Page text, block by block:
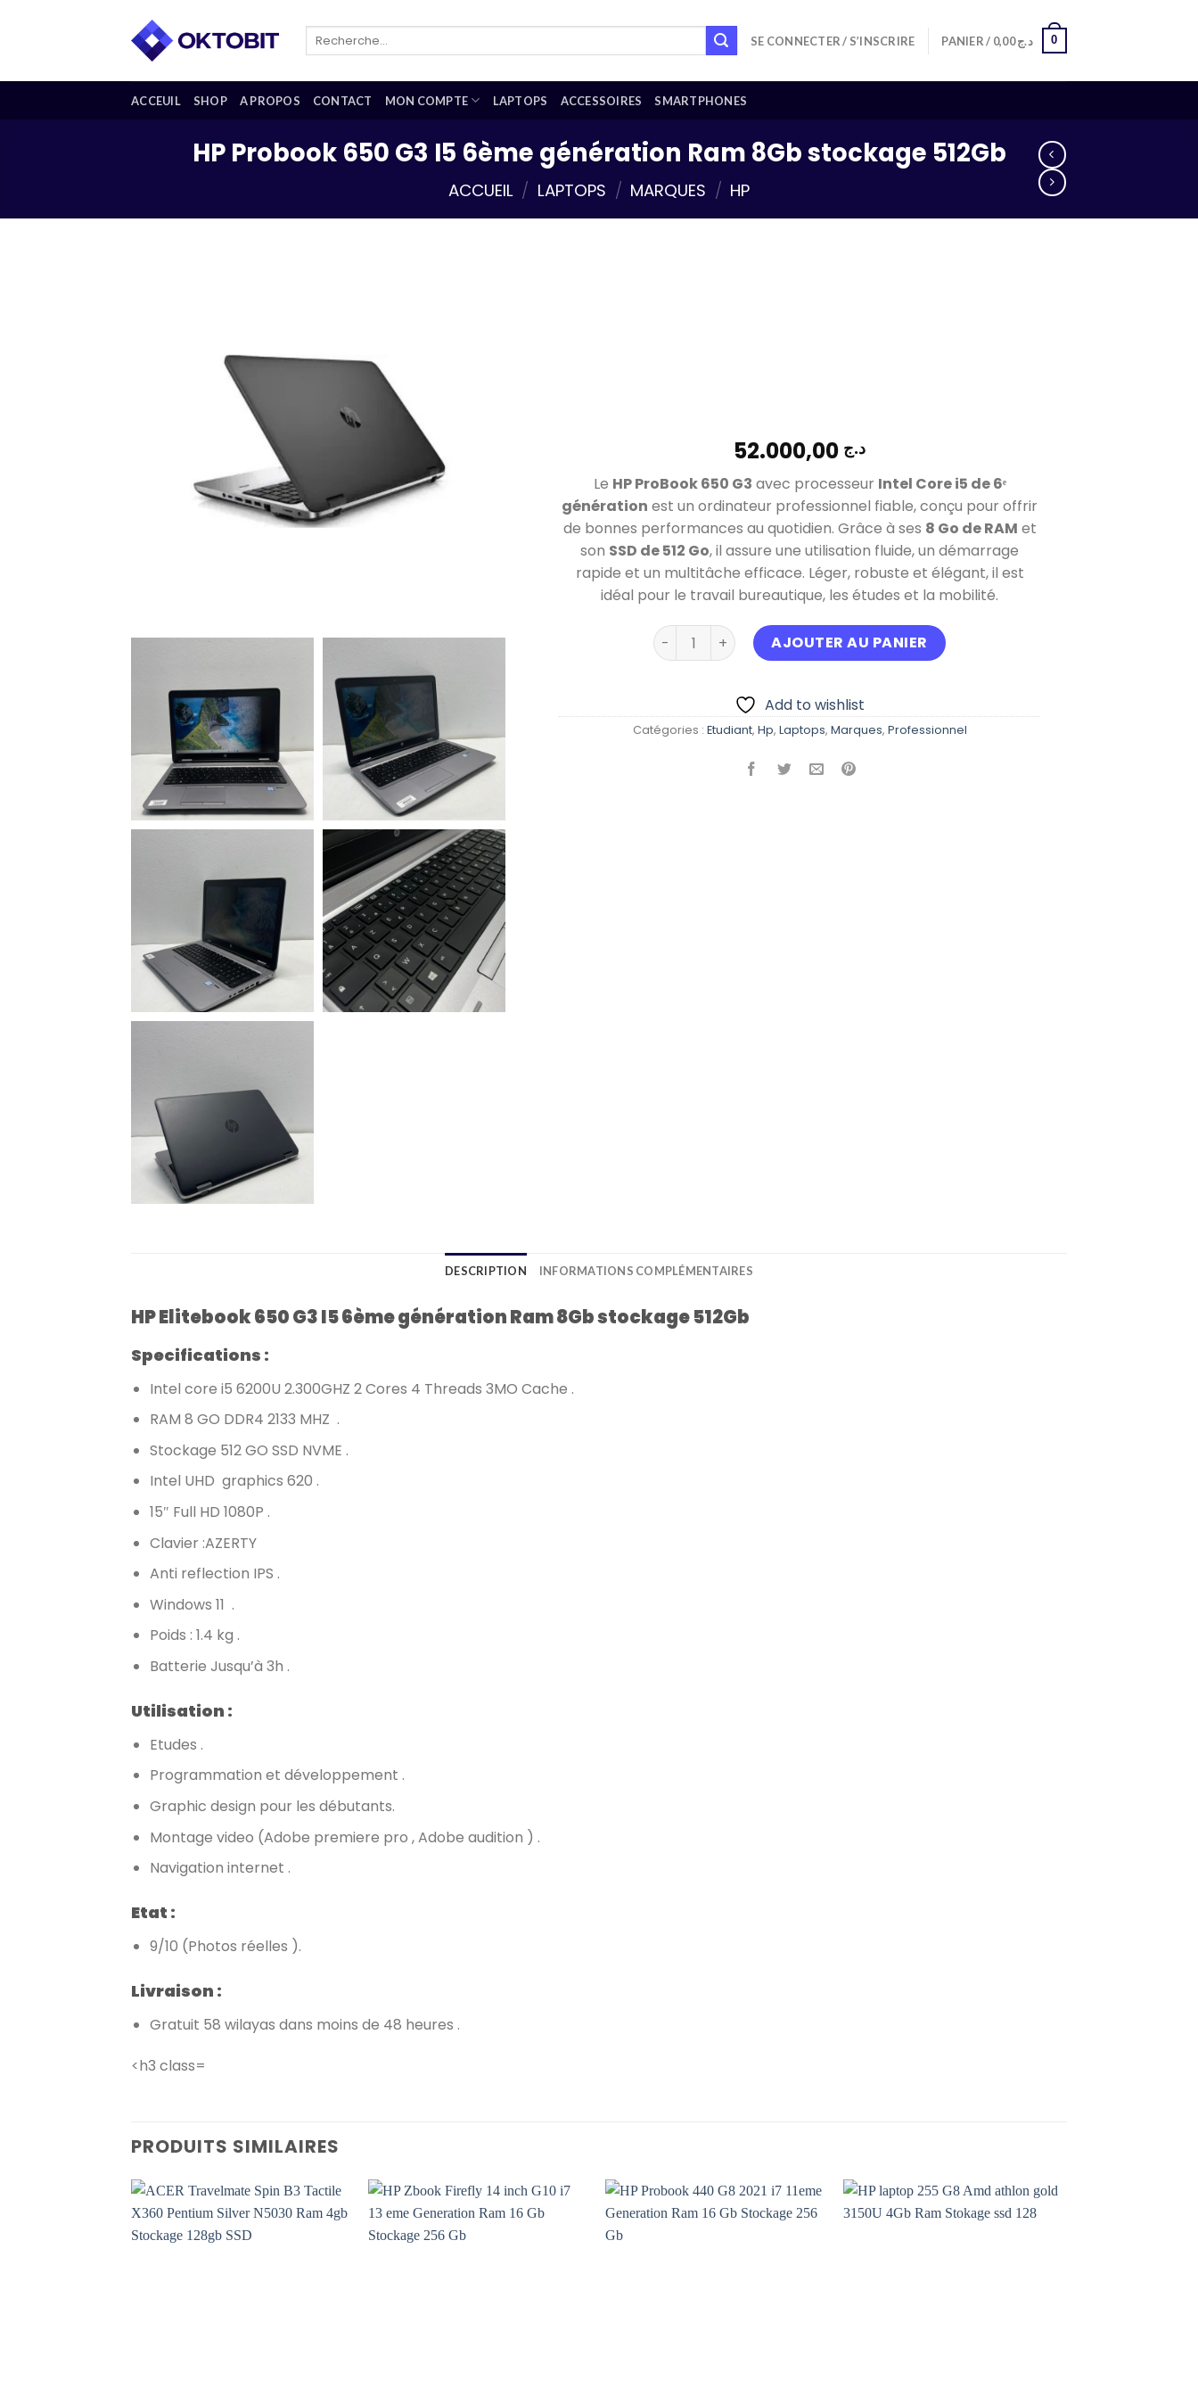
Recherche
SE CONNECTER / S’INSCRIRE PANIER / د.ج0,00 0
ACCEUIL SHOP A PROPOS CONTACT MON COMPTE LAPTOPS ACCESSOIRES SMARTPHONES
HP Probook 650 G3 I5 6ème génération Ram 8Gb stockage 512Gb
ACCUEIL / LAPTOPS / MARQUES / HP
د.ج
Le HP ProBook 650 G3 avec processeur Intel Core i5 de 6ᵉ
génération est un ordinateur professionnel fiable, conçu pour offrir
de bonnes performances au quotidien. Grâce à ses 8 Go de RAM et
son SSD de 512 Go, il assure une utilisation fluide, un démarrage
rapide et un multitâche efficace. Léger, robuste et élégant, il est
idéal pour le travail bureautique, les études et la mobilité.
quantité de HP Probook 650 G3 I5 6ème génération Ram 8Gb stockage 512Gb
AJOUTER AU PANIER
Add to wishlist
Catégories : Etudiant, Hp, Laptops, Marques, Professionnel
DESCRIPTION INFORMATIONS COMPLÉMENTAIRES
HP Elitebook 650 G3 I5 6ème génération Ram 8Gb stockage 512Gb
Specifications :
Intel core i5 6200U 2.300GHZ 2 Cores 4 Threads 3MO Cache .
RAM 8 GO DDR4 2133 MHZ .
Stockage 512 GO SSD NVME .
Intel UHD graphics 620 .
15″ Full HD 1080P .
Clavier :AZERTY
Anti reflection IPS .
Windows 11 .
Poids : 1.4 kg .
Batterie Jusqu’à 3h .
Utilisation :
Etudes .
Programmation et développement .
Graphic design pour les débutants.
Montage video (Adobe premiere pro , Adobe audition ) .
Navigation internet .
Etat :
9/10 (Photos réelles ).
Livraison :
Gratuit 58 wilayas dans moins de 48 heures .
<h3 class=
PRODUITS SIMILAIRES